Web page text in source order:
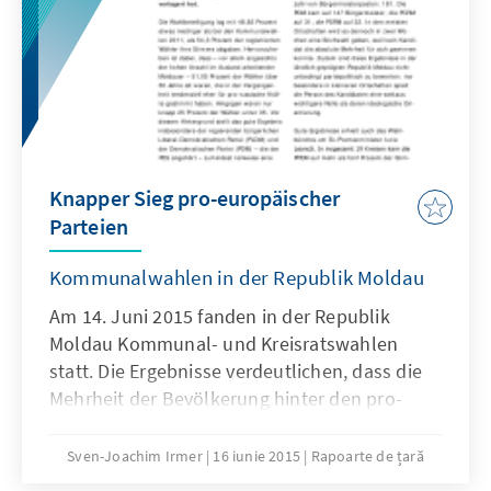
Knapper Sieg pro-europäischer
Parteien
Kommunalwahlen in der Republik Moldau
Am 14. Juni 2015 fanden in der Republik
Moldau Kommunal- und Kreisratswahlen
statt. Die Ergebnisse verdeutlichen, dass die
Mehrheit der Bevölkerung hinter den pro-
sich eine Stabilität der russlandfreundlichen
Sven-Joachim Irmer 16 iunie 2015 Rapoarte de țară